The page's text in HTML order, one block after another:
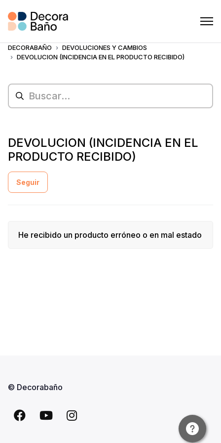
DECORABAÑO
DEVOLUCIONES Y CAMBIOS
DEVOLUCION (INCIDENCIA EN EL PRODUCTO RECIBIDO)
DEVOLUCION (INCIDENCIA EN EL
PRODUCTO RECIBIDO)
Seguir
He recibido un producto erróneo o en mal estado
© Decorabaño
FacebookYouTubeInstagram